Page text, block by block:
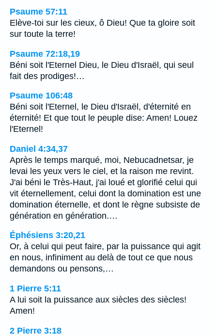
Psaume 57:11
Elève-toi sur les cieux, ô Dieu! Que ta gloire soit
sur toute la terre!
Psaume 72:18,19
Béni soit l'Eternel Dieu, le Dieu d'Israël, qui seul
fait des prodiges!…
Psaume 106:48
Béni soit l'Eternel, le Dieu d'Israël, d'éternité en
éternité! Et que tout le peuple dise: Amen! Louez
l'Eternel!
Daniel 4:34,37
Après le temps marqué, moi, Nebucadnetsar, je
levai les yeux vers le ciel, et la raison me revint.
J'ai béni le Très-Haut, j'ai loué et glorifié celui qui
vit éternellement, celui dont la domination est une
domination éternelle, et dont le règne subsiste de
génération en génération.…
Éphésiens 3:20,21
Or, à celui qui peut faire, par la puissance qui agit
en nous, infiniment au delà de tout ce que nous
demandons ou pensons,…
1 Pierre 5:11
A lui soit la puissance aux siècles des siècles!
Amen!
2 Pierre 3:18